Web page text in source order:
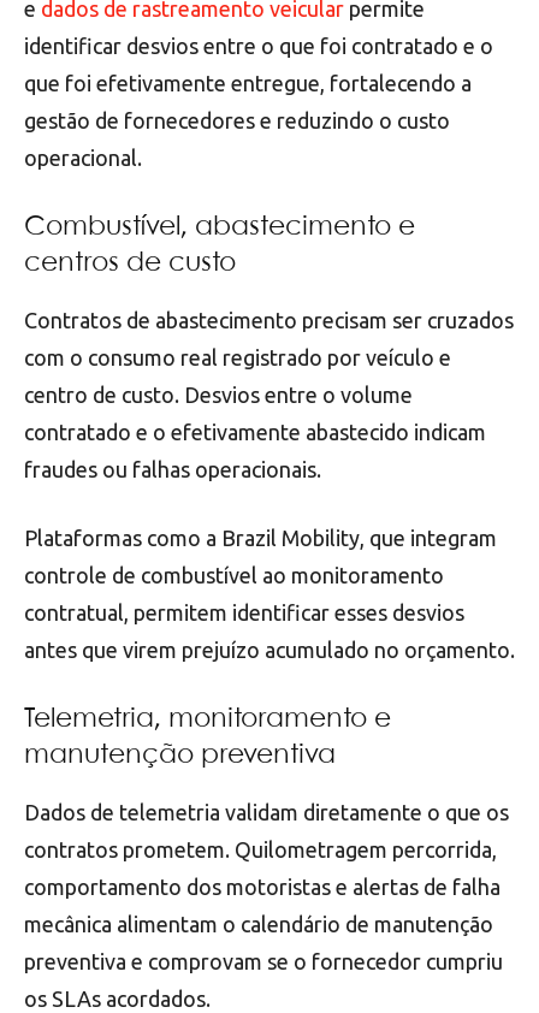
e dados de rastreamento veicular permite
identificar desvios entre o que foi contratado e o
que foi efetivamente entregue, fortalecendo a
gestão de fornecedores e reduzindo o custo
operacional.
Combustível, abastecimento e
centros de custo
Contratos de abastecimento precisam ser cruzados
com o consumo real registrado por veículo e
centro de custo. Desvios entre o volume
contratado e o efetivamente abastecido indicam
fraudes ou falhas operacionais.
Plataformas como a Brazil Mobility, que integram
controle de combustível ao monitoramento
contratual, permitem identificar esses desvios
antes que virem prejuízo acumulado no orçamento.
Telemetria, monitoramento e
manutenção preventiva
Dados de telemetria validam diretamente o que os
contratos prometem. Quilometragem percorrida,
comportamento dos motoristas e alertas de falha
mecânica alimentam o calendário de manutenção
preventiva e comprovam se o fornecedor cumpriu
os SLAs acordados.